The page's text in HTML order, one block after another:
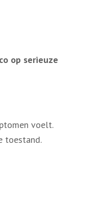
op serieuze
voelt.
toestand.